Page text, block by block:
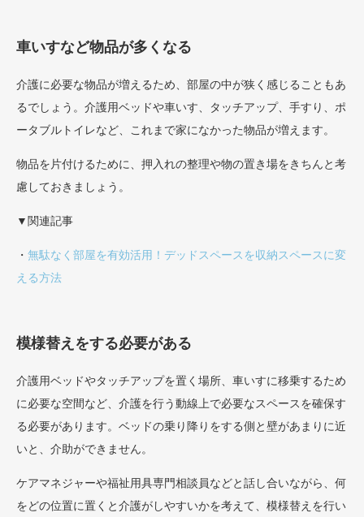
車いすなど物品が多くなる
介護に必要な物品が増えるため、部屋の中が狭く感じることもあ
るでしょう。介護用ベッドや車いす、タッチアップ、手すり、ポ
ータブルトイレなど、これまで家になかった物品が増えます。
物品を片付けるために、押入れの整理や物の置き場をきちんと考
慮しておきましょう。
▼関連記事
・ 無駄なく部屋を有効活用！デッドスペースを収納スペースに変
える方法
模様替えをする必要がある
介護用ベッドやタッチアップを置く場所、車いすに移乗するため
に必要な空間など、介護を行う動線上で必要なスペースを確保す
る必要があります。ベッドの乗り降りをする側と壁があまりに近
いと、介助ができません。
ケアマネジャーや福祉用具専門相談員などと話し合いながら、何
をどの位置に置くと介護がしやすいかを考えて、模様替えを行い